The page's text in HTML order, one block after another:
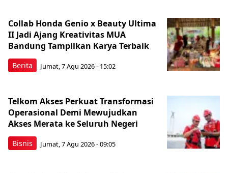
Berita
Collab Honda Genio x Beauty Ultima
II Jadi Ajang Kreativitas MUA
Bandung Tampilkan Karya Terbaik
Jumat, 7 Agu 2026 - 15:02
Bisnis
Telkom Akses Perkuat Transformasi
Operasional Demi Mewujudkan
Akses Merata ke Seluruh Negeri
Jumat, 7 Agu 2026 - 09:05